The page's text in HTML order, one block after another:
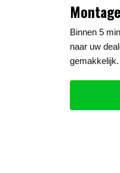
Binnen 5
naar uw